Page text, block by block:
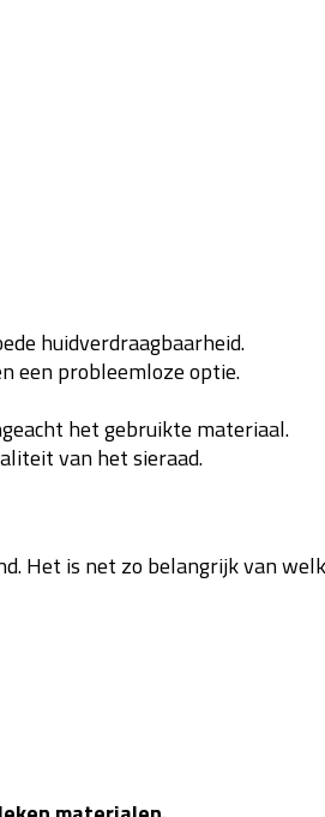
huidverdraagbaarheid.
een probleemloze optie.
het gebruikte materiaal.
van het sieraad.
Het is net zo belangrijk van